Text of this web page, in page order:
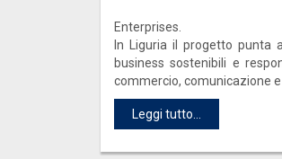
Enterprises.
In Liguria il progetto punta
business sostenibili e
commercio, comunicazione
Leggi tutto...